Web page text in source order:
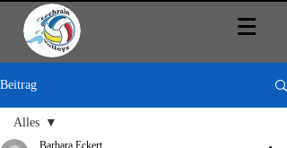
Beitrag
Alles
Barbara Eckert